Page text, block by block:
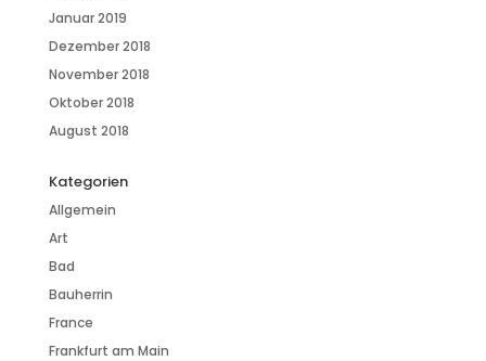
Januar 2019
Dezember 2018
November 2018
Oktober 2018
August 2018
Kategorien
Allgemein
Art
Bad
Bauherrin
France
Frankfurt am Main